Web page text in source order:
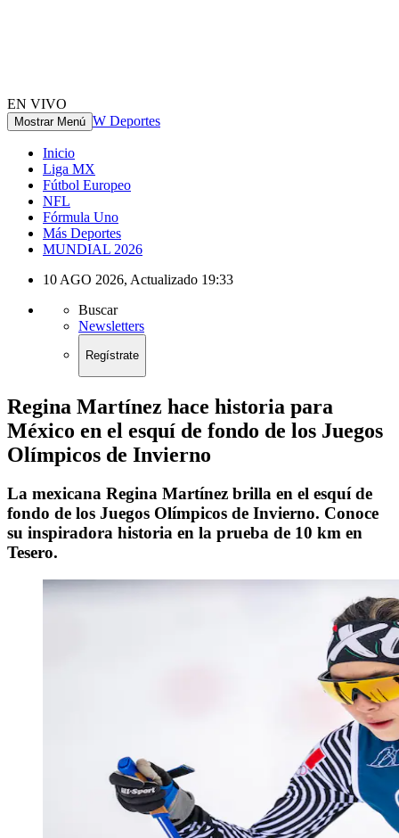
EN VIVO
Mostrar Menú W Deportes
Inicio
Liga MX
Fútbol Europeo
NFL
Fórmula Uno
Más Deportes
MUNDIAL 2026
10 AGO 2026, Actualizado 19:33
Buscar
Newsletters
Regístrate
Regina Martínez hace historia para
México en el esquí de fondo de los Juegos
Olímpicos de Invierno
La mexicana Regina Martínez brilla en el esquí de
fondo de los Juegos Olímpicos de Invierno. Conoce
su inspiradora historia en la prueba de 10 km en
Tesero.